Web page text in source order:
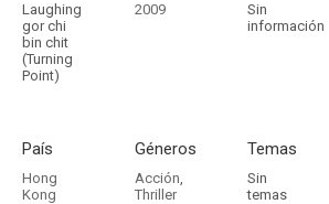
Laughing
gor chi
bin chit
(Turning
Point)
2009
Sin
información
País
Hong
Kong
Géneros
Acción,
Thriller
Temas
Sin
temas